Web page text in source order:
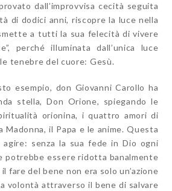
dall’improvvisa cecità seguita
di dodici anni, riscopre la luce nella
a tutti la sua felecità di vivere
perché illuminata dall’unica luce
tenebre del cuore: Gesù.
esempio, don Giovanni Carollo ha
stella, Don Orione, spiegando le
orionina, i quattro amori di
Madonna, il Papa e le anime. Questa
senza la sua fede in Dio ogni
potrebbe essere ridotta banalmente
fare del bene non era solo un’azione
volontà attraverso il bene di salvare